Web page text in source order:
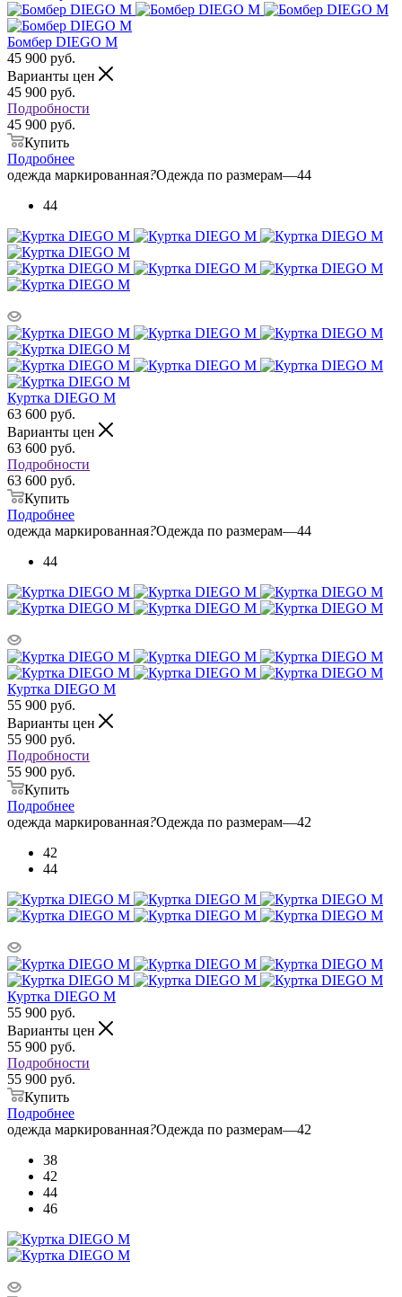
Бомбер DIEGO M
45 900 руб.
Варианты цен
45 900 руб.
Подробности
45 900 руб.
Купить
Подробнее
одежда маркированная?Одежда по размерам—44
44
Куртка DIEGO M
63 600 руб.
Варианты цен
63 600 руб.
Подробности
63 600 руб.
Купить
Подробнее
одежда маркированная?Одежда по размерам—44
44
Куртка DIEGO M
55 900 руб.
Варианты цен
55 900 руб.
Подробности
55 900 руб.
Купить
Подробнее
одежда маркированная?Одежда по размерам—42
42
44
Куртка DIEGO M
55 900 руб.
Варианты цен
55 900 руб.
Подробности
55 900 руб.
Купить
Подробнее
одежда маркированная?Одежда по размерам—42
38
42
44
46